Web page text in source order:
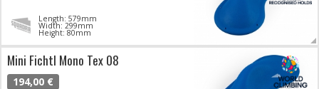
Length: 579mm
Width: 299mm
Height: 80mm
Mini Fichtl Mono Tex 08
194,00 €